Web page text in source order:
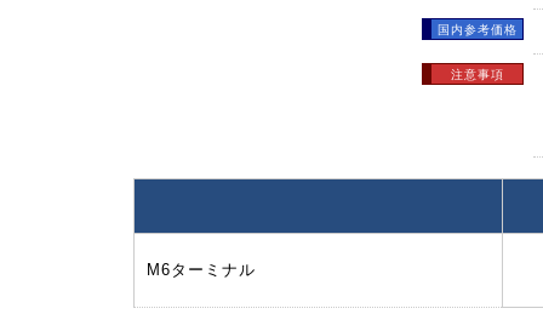
国内参考価格
注意事項
M6ターミナル